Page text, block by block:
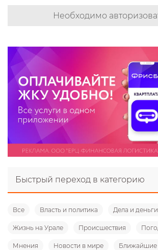
Необходимо
Быстрый переход в категорию
Все Власть и политика Дела и деньги
Жизнь на Урале Происшествия
Мнения Новости в мире Ближайшие